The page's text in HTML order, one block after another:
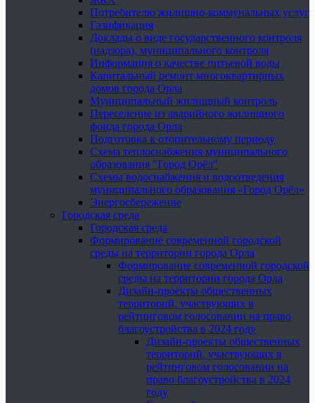
Потребителю жилищно-коммунальных услуг
Газификация
Доклады о виде государственного контроля
(надзора), муниципального контроля
Информация о качестве питьевой воды
Капитальный ремонт многоквартирных
домов города Орла
Муниципальный жилищный контроль
Переселение из аварийного жилищного
фонда города Орла
Подготовка к отопительному периоду
Схема теплоснабжения муниципального
образования "Город Орёл"
Схемы водоснабжения и водоотведения
муниципального образования «Город Орёл»
Энергосбережение
Городская среда
Городская среда
Формирование современной городской
среды на территории города Орла
Формирование современной городской
среды на территории города Орла
Дизайн-проекты общественных
территорий, участвующих в
рейтинговом голосовании на право
благоустройства в 2024 году
Дизайн-проекты общественных
территорий, участвующих в
рейтинговом голосовании на
право благоустройства в 2024
году